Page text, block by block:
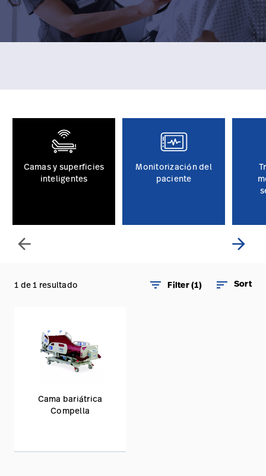
arrow_back
Camas y superficies
inteligentes
Monitorización del
paciente
arrow_forward
1 de 1 resultado filter_list Filter (1) sort Sort
Cama bariátrica
Compella